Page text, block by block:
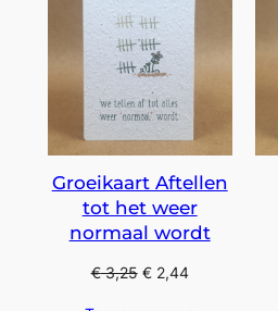
Groeikaart Aftellen
tot het weer
normaal wordt
€3,25 €2,44